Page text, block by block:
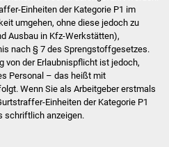
FNP / Bebauungspläne
Wahlen
Stadtinfo
Einheiten der Kategorie P1 im
umgehen, ohne diese jedoch zu
Ausbau in Kfz-Werkstätten),
nach § 7 des Sprengstoffgesetzes.
von der Erlaubnispflicht ist jedoch,
Personal – das heißt mit
Wenn Sie als Arbeitgeber erstmals
Einheiten der Kategorie P1
schriftlich anzeigen.